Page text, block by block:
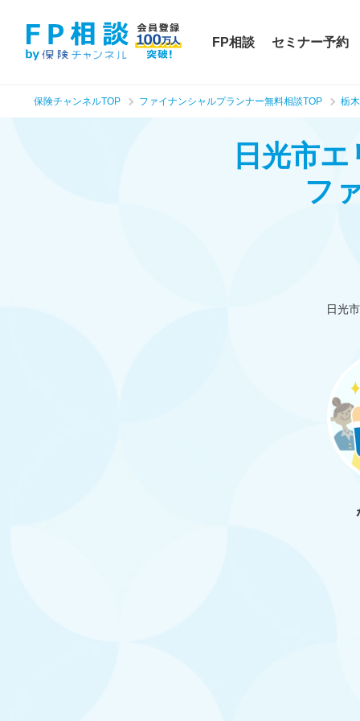
FP相談 セミナー予約
保険チャンネルTOP ファイナンシャルプランナー無料相談TOP 栃
日光市
フ
日光